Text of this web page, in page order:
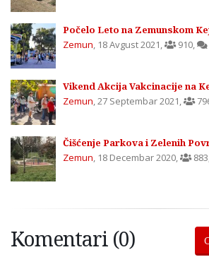
Počelo Leto na Zemunskom
Zemun, 18 Avgust 2021, 910,
Vikend Akcija Vakcinacije na
Zemun,27 Septembar 2021,
Čišćenje Parkova i Zelenih
Zemun, 18 Decembar 2020, 883
Komentari (0)